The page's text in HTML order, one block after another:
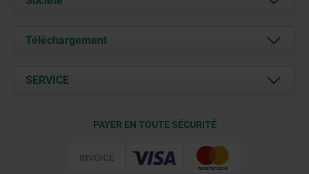
À propos de nous
Contact
Téléchargement
Documents
SERVICE
PAYER EN TOUTE SÉCURITÉ